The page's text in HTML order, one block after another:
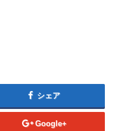
シェア
Google+